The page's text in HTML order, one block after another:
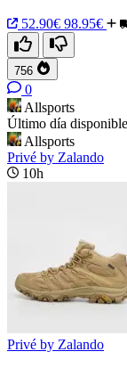
52.90€ 98.95€
756
0
Allsports
Último día disponible
Allsports
Privé by Zalando
10h
Privé by Zalando